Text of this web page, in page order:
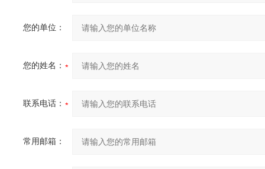
您的单位：
您的姓名：
联系电话：
常用邮箱：